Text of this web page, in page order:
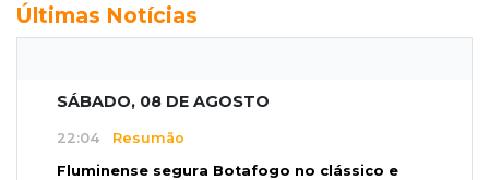
Últimas Notícias
SÁBADO, 08 DE AGOSTO
22:04 Resumão
Fluminense segura Botafogo no clássico e